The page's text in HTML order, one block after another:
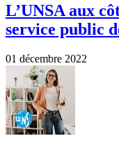
L’UNSA aux
service public
01 décembre 2022